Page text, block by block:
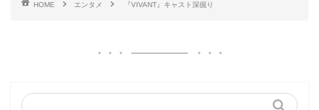
HOME エンタメ 『VIVANT』キャスト深掘り